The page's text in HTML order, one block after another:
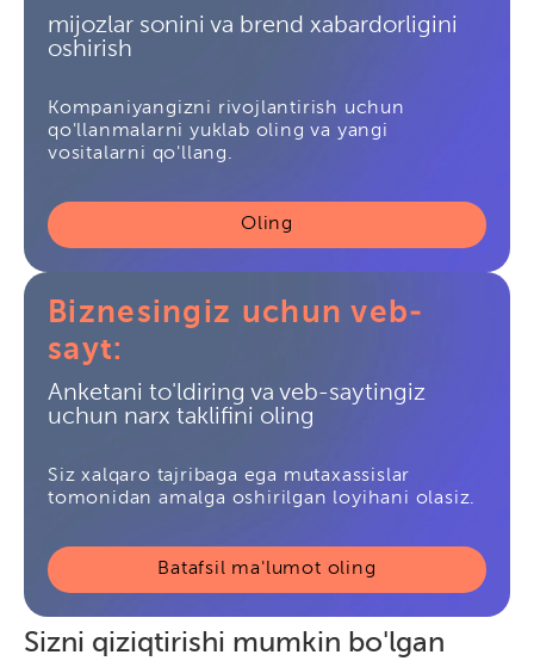
mijozlar sonini va brend xabardorligini
oshirish
Kompaniyangizni rivojlantirish uchun
qo'llanmalarni yuklab oling va yangi
vositalarni qo'llang.
Oling
Biznesingiz uchun veb-
sayt:
Anketani to'ldiring va veb-saytingiz
uchun narx taklifini oling
Siz xalqaro tajribaga ega mutaxassislar
tomonidan amalga oshirilgan loyihani olasiz.
Batafsil ma'lumot oling
Sizni qiziqtirishi mumkin bo'lgan